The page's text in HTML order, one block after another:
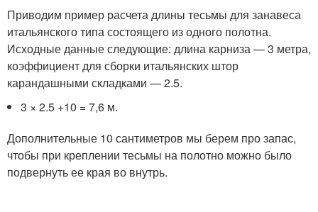
Приводим пример расчета длины тесьмы для занавеса
итальянского типа состоящего из одного полотна.
Исходные данные следующие: длина карниза — 3 метра,
коэффициент для сборки итальянских штор
карандашными складками — 2.5.
3 × 2.5 +10 = 7,6 м.
Дополнительные 10 сантиметров мы берем про запас,
чтобы при креплении тесьмы на полотно можно было
подвернуть ее края во внутрь.